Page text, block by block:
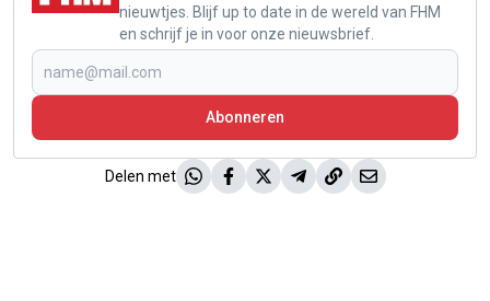
nieuwtjes. Blijf up to date in de wereld van FHM
en schrijf je in voor onze nieuwsbrief.
Abonneren
Delen met